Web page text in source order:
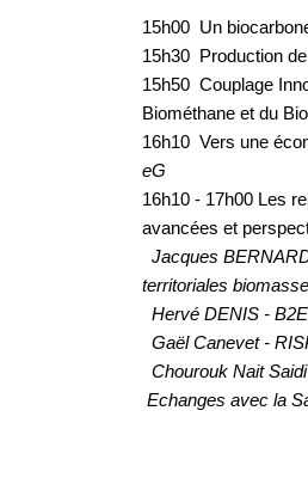
15h00 Un
15h30 Production
15h50 Couplage
Biométhane et du
16h10 Vers une
eG
16h10 - 17h00 Les
avancées et
Jacques
territoriales biomasse
Hervé DENIS -
Gaël Canevet -
Chourouk Nait
Echanges avec la